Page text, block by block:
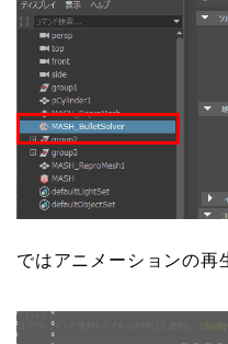
ではアニメーションの再